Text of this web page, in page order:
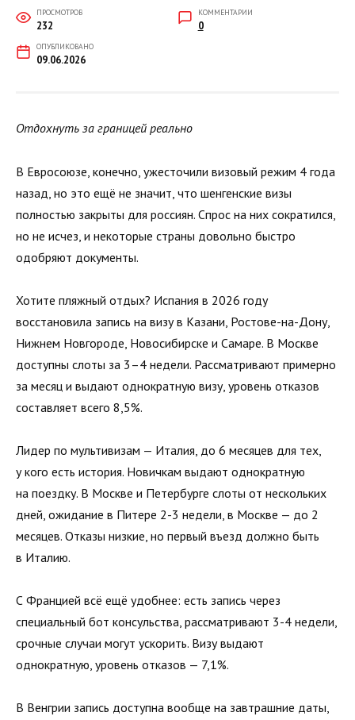
ПРОСМОТРОВ
232
КОММЕНТАРИИ
0
ОПУБЛИКОВАНО
09.06.2026
Отдохнуть за границей реально
В Евросоюзе, конечно, ужесточили визовый режим 4 года
назад, но это ещё не значит, что шенгенские визы
полностью закрыты для россиян. Спрос на них сократился,
но не исчез, и некоторые страны довольно быстро
одобряют документы.
Хотите пляжный отдых? Испания в 2026 году
восстановила запись на визу в Казани, Ростове-на-Дону,
Нижнем Новгороде, Новосибирске и Самаре. В Москве
доступны слоты за 3–4 недели. Рассматривают примерно
за месяц и выдают однократную визу, уровень отказов
составляет всего 8,5%.
Лидер по мультивизам — Италия, до 6 месяцев для тех,
у кого есть история. Новичкам выдают однократную
на поездку. В Москве и Петербурге слоты от нескольких
дней, ожидание в Питере 2-3 недели, в Москве — до 2
месяцев. Отказы низкие, но первый въезд должно быть
в Италию.
С Францией всё ещё удобнее: есть запись через
специальный бот консульства, рассматривают 3-4 недели,
срочные случаи могут ускорить. Визу выдают
однократную, уровень отказов — 7,1%.
В Венгрии запись доступна вообще на завтрашние даты,